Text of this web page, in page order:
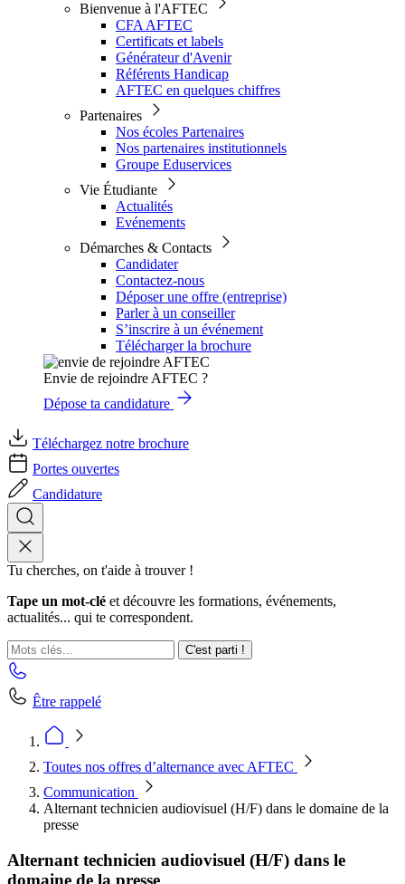
Bienvenue à l'AFTEC
CFA AFTEC
Certificats et labels
Générateur d'Avenir
Référents Handicap
AFTEC en quelques chiffres
Partenaires
Nos écoles Partenaires
Nos partenaires institutionnels
Groupe Eduservices
Vie Étudiante
Actualités
Evénements
Démarches & Contacts
Candidater
Contactez-nous
Déposer une offre (entreprise)
Parler à un conseiller
S’inscrire à un événement
Télécharger la brochure
Envie de rejoindre AFTEC ?
Dépose ta candidature
Téléchargez notre brochure
Portes ouvertes
Candidature
Tu cherches, on t'aide à trouver !
Tape un mot-clé et découvre les formations, événements,
actualités... qui te correspondent.
C'est parti !
Être rappelé
Toutes nos offres d’alternance avec AFTEC
Communication
Alternant technicien audiovisuel (H/F) dans le domaine de la
presse
Alternant technicien audiovisuel (H/F) dans le
domaine de la presse